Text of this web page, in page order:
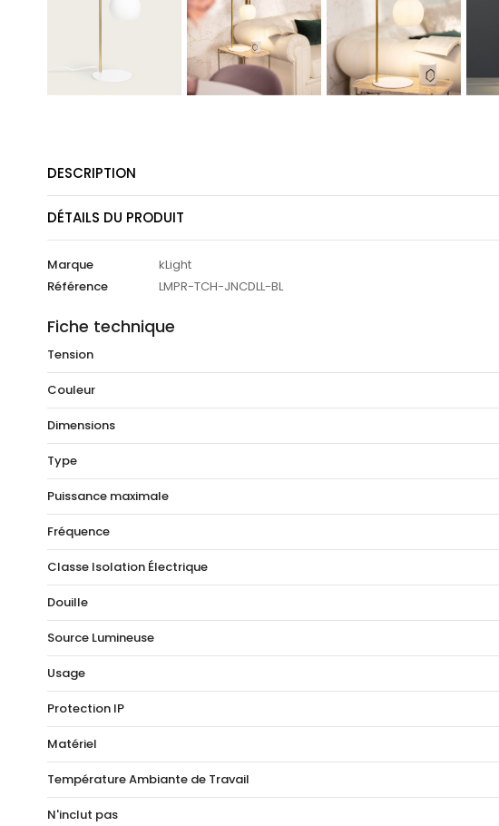
DESCRIPTION
DÉTAILS DU PRODUIT
Marque
kLight
Référence
LMPR-TCH-JNCDLL-BL
Fiche technique
Tension
Couleur
Dimensions
Type
Puissance maximale
Fréquence
Classe Isolation Électrique
Douille
Source Lumineuse
Usage
Protection IP
Matériel
Température Ambiante de Travail
N'inclut pas